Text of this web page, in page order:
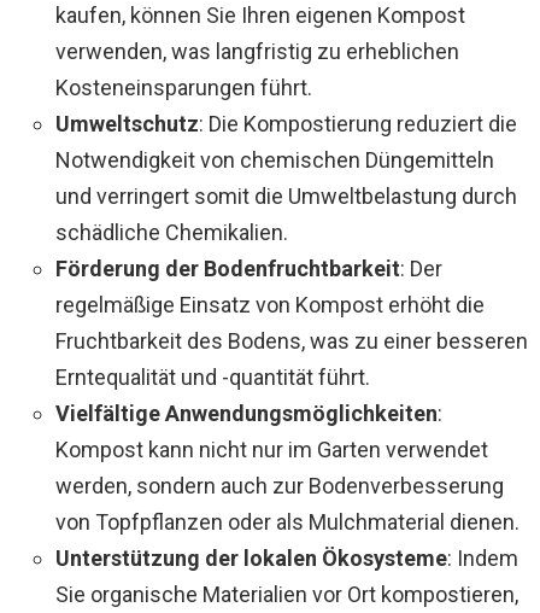
kaufen, können Sie Ihren eigenen Kompost
verwenden, was langfristig zu erheblichen
Kosteneinsparungen führt.
Umweltschutz: Die Kompostierung reduziert die
Notwendigkeit von chemischen Düngemitteln
und verringert somit die Umweltbelastung durch
schädliche Chemikalien.
Förderung der Bodenfruchtbarkeit: Der
regelmäßige Einsatz von Kompost erhöht die
Fruchtbarkeit des Bodens, was zu einer besseren
Erntequalität und -quantität führt.
Vielfältige Anwendungsmöglichkeiten:
Kompost kann nicht nur im Garten verwendet
werden, sondern auch zur Bodenverbesserung
von Topfpflanzen oder als Mulchmaterial dienen.
Unterstützung der lokalen Ökosysteme: Indem
Sie organische Materialien vor Ort kompostieren,